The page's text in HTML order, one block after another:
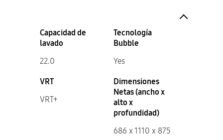
Capacidad de
lavado
22.0
Tecnología
Bubble
Yes
VRT
VRT+
Dimensiones
Netas (ancho x
alto x
profundidad)
686 x 1110 x 875